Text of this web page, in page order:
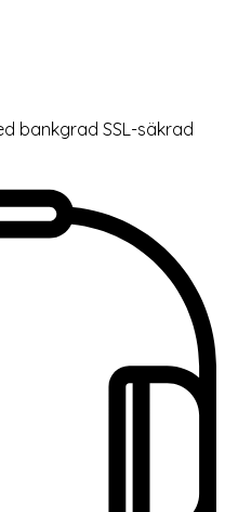
bankgrad SSL-säkrad